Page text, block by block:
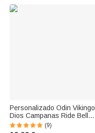
Personalizado Odin Vikingo
Dios Campanas Ride Bell
Biker Regalo Buena Suerte
Llavero Llavero Motocicleta
(9)